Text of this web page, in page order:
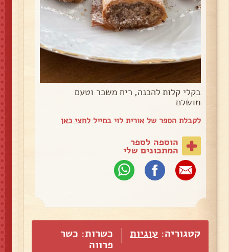
בקלי קלות להכנה, ריח משכר וטעם
מושלם
לקבלת הספר של אורית לוי במייללחצי כאן
הוספה לספר
המתכונים שלי
קטגוריה: עוגיות
כשרות: כשר
פרווה